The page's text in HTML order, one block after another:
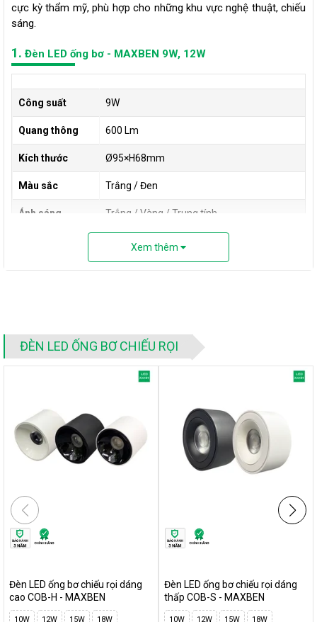
cực kỳ thẩm mỹ, phù hợp cho những khu vực nghệ thuật, chiếu
sáng.
1. Đèn LED ống bơ - MAXBEN 9W, 12W
Công suất 9W
Quang thông 600 Lm
Kích thước Ø95×H68mm
Màu sắc Trắng / Đen
Ánh sáng Trắng / Vàng / Trung tính
2 năm
Chỉ số hoàn
Cấp bảo vệ IP=20
Chất liệu Nhôm
2. Đánh giá chi tiết Đèn LED ống bơ - MAXBEN 9W, 12W
Xem thêm
ĐÈN LED ỐNG BƠ CHIẾU RỌI
Đèn LED ống bơ chiếu rọi dáng
cao COB-H - MAXBEN
10W 12W 15W 18W
Đèn LED ống bơ chiếu rọi dáng
thấp COB-S - MAXBEN
10W 12W 15W 18W